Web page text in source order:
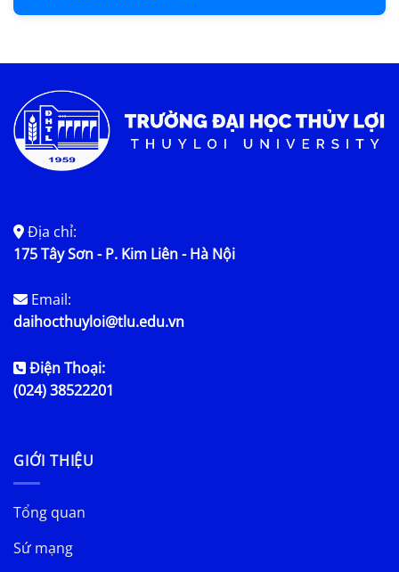
Địa chỉ:
175 Tây Sơn - P. Kim Liên - Hà Nội
Email:
daihocthuyloi@tlu.edu.vn
Điện Thoại:
(024) 38522201
GIỚI THIỆU
Tổng quan
Sứ mạng